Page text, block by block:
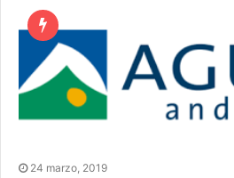
24 marzo, 2019